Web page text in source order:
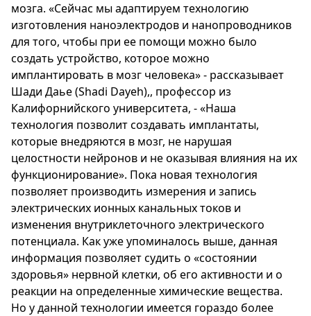
мозга. «Сейчас мы адаптируем технологию
изготовления наноэлектродов и нанопроводников
для того, чтобы при ее помощи можно было
создать устройство, которое можно
имплантировать в мозг человека» - рассказывает
Шади Даье (Shadi Dayeh),, профессор из
Калифорнийского университета, - «Наша
технология позволит создавать имплантаты,
которые внедряются в мозг, не нарушая
целостности нейронов и не оказывая влияния на их
функционирование». Пока новая технология
позволяет производить измерения и запись
электрических ионных канальных токов и
изменения внутриклеточного электрического
потенциала. Как уже упоминалось выше, данная
информация позволяет судить о «состоянии
здоровья» нервной клетки, об его активности и о
реакции на определенные химические вещества.
Но у данной технологии имеется гораздо более